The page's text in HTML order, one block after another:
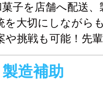
子を店舗へ配送
を大切にしながら
や挑戦も可能！先
れていけます！
造補助